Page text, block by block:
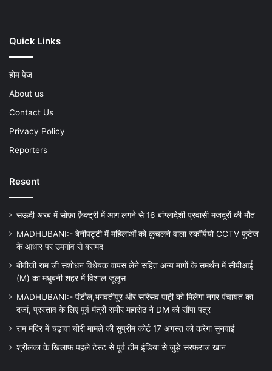
Quick Links
होम पेज
About us
Contact Us
Privacy Policy
Reporters
Resent
सऊदी अरब में सोफ़ा फ़ैक्ट्री में आग लगने से 16 बांग्लादेशी प्रवासी मजदूरों की मौत
MADHUBANI:- बेनीपट्टी में महिलाओं को कुचलने वाला स्कॉर्पियो CCTV फुटेज
के आधार पर उमगांव से बरामद
बीवीजी राम जी संशोधन विधेयक वापस लेने सहित अन्य मागों के समर्थन में सीपीआई
(M) का मधुबनी शहर में विशाल जूलूस
MADHUBANI:- पंडौल,भगवतीपुर और सरिसव पाही को मिलेगा नगर पंचायत का
दर्जा, प्रस्ताव के लिए पूर्व मंत्री समीर महासेठ ने DM को सौंपा पत्र
राम मंदिर में चढ़ावा चोरी मामले की सुप्रीम कोर्ट 17 अगस्त को करेगा सुनवाई
श्रीलंका के खिलाफ पहले टेस्ट से पूर्व टीम इंडिया से जुड़े सरफराज खान